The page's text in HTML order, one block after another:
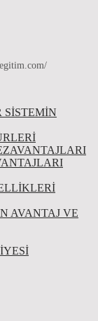
SISTEMIN
AVANTAJ VE